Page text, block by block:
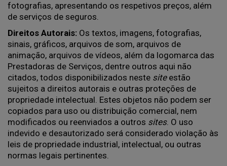
fotografias, apresentando os respetivos preços, além
de serviços de seguros.
Direitos Autorais: Os textos, imagens, fotografias,
sinais, gráficos, arquivos de som, arquivos de
animação, arquivos de vídeos, além da logomarca das
Prestadoras de Serviços, dentre outros aqui não
citados, todos disponibilizados neste siteestão
sujeitos a direitos autorais e outras proteções de
propriedade intelectual. Estes objetos não podem ser
copiados para uso ou distribuição comercial, nem
modificados ou reenviados a outros sites. O uso
indevido e desautorizado será considerado violação às
leis de propriedade industrial, intelectual, ou outras
normas legais pertinentes.